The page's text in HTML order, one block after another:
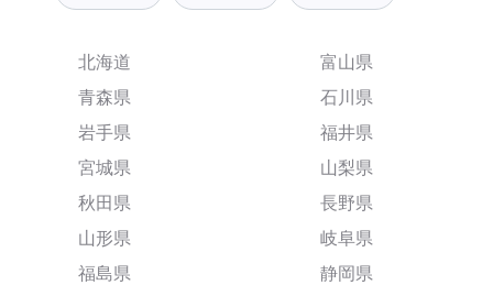
北海道
青森県
岩手県
宮城県
秋田県
山形県
福島県
富山県
石川県
福井県
山梨県
長野県
岐阜県
静岡県